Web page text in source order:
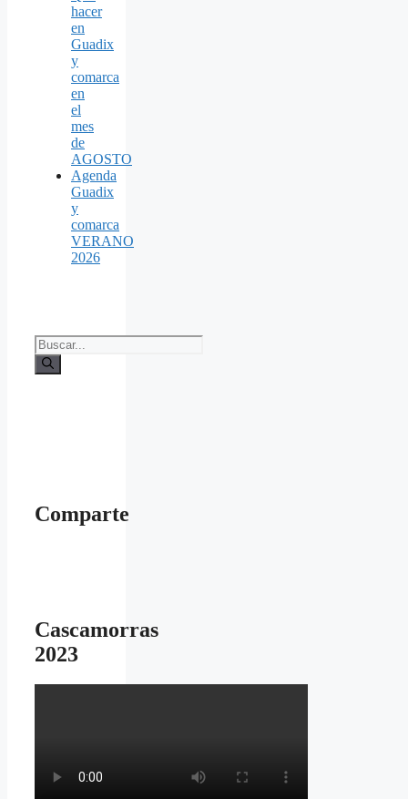
hacer
en
Guadix
y
comarca
en
el
mes
de
AGOSTO
Agenda
Guadix
y
comarca
VERANO
2026
Buscar:
Comparte
Cascamorras
2023